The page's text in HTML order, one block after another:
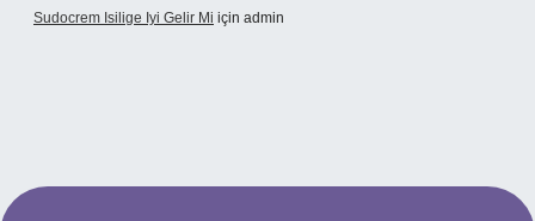
Sudocrem Isilige Iyi Gelir Mi için admin
opera bet giriş